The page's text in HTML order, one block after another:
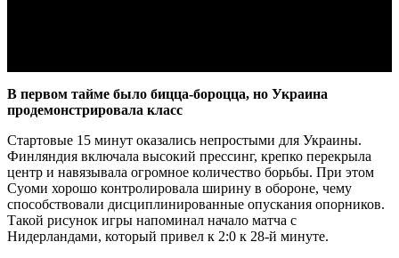
В первом тайме было бицца-бороцца, но Украина
продемонстрировала класс
Стартовые 15 минут оказались непростыми для Украины.
Финляндия включала высокий прессинг, крепко перекрыла
центр и навязывала огромное количество борьбы. При этом
Суоми хорошо контролировала ширину в обороне, чему
способствовали дисциплинированные опускания опорников.
Такой рисунок игры напоминал начало матча с
Нидерландами, который привел к 2:0 к 28-й минуте.